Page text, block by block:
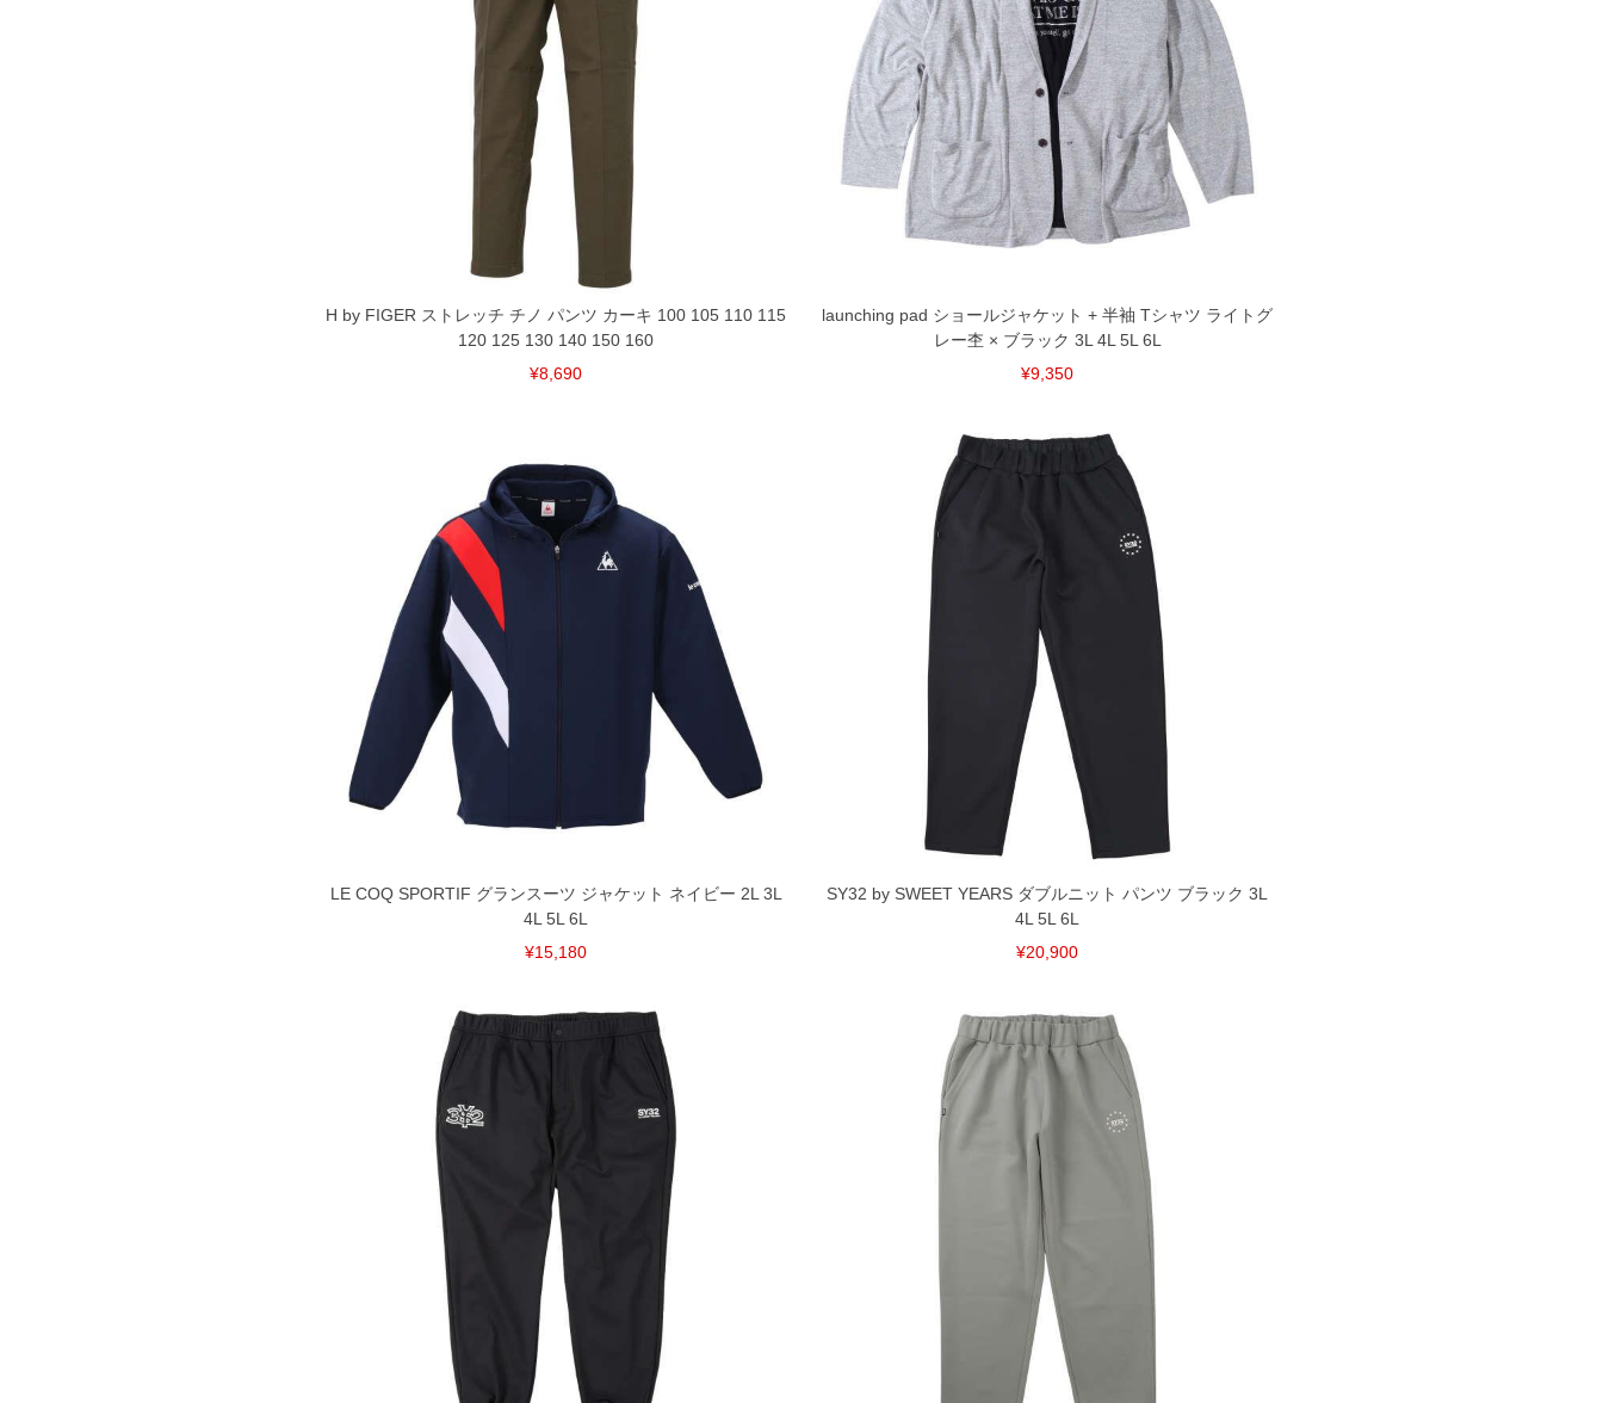
備考欄に股下●cmとご記入下さい。（裾上げ無料対象商品は1本につき税込6,000円以上の品が対象。1本5,999円以下の商品は有料（500円+税）となります。）
一部、お直しに対応出来ない商品がございます。(例：裾にファスナーや調節ひもが付いている、極端なデザインが施されている等)
※商品によって若干のサイズの誤差がございます。また、お客様がご使用の環境（コンピュータ画面）によって、商品の色味が若干異なる場合がございます。予めご了承ください。
※当店での掲載商品は、実店鋪と在庫を共用しておりますので店頭での売り違い、店舗からのお取り寄せ等により、お客様にご迷惑をお掛けしてしまう場合がございます。そのようなことがない様最大限に努めておりますが、もしあった場合速やかにご連絡させて頂き
H by FIGER ストレッチ チノ パンツ カーキ 100 105 110 115
120 125 130 140 150 160
¥8,690
launching pad ショールジャケット + 半袖 Tシャツ ライトグ
レー杢 × ブラック 3L 4L 5L 6L
¥9,350
LE COQ SPORTIF グランスーツ ジャケット ネイビー 2L 3L
4L 5L 6L
¥15,180
SY32 by SWEET YEARS ダブルニット パンツ ブラック 3L
4L 5L 6L
¥20,900